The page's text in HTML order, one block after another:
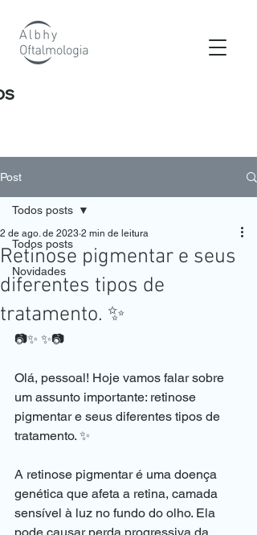
Post
Todos posts
Novidades
Todos posts
Retinose pigmentar e seus
diferentes tipos de
tratamento. ✨
2 de ago. de 2023 2 min de leitura
📷✨ ✨📷
Olá, pessoal! Hoje vamos falar sobre
um assunto importante: retinose
pigmentar e seus diferentes tipos de
tratamento. ✨
A retinose pigmentar é uma doença
genética que afeta a retina, camada
sensível à luz no fundo do olho. Ela